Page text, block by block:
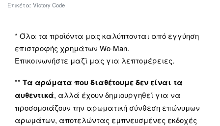
Ετικέτα: Victory Code
* Όλα τα προϊόντα μας καλύπτονται από εγγύηση
επιστροφής χρημάτων Wo-Man.
Επικοινωνήστε μαζί μας για λεπτομέρειες.
** Τα αρώματα που διαθέτουμε δεν είναι τα
αυθεντικά, αλλά έχουν δημιουργηθεί για να
προσομοιάζουν την αρωματική σύνθεση επώνυμων
αρωμάτων, αποτελώντας εμπνευσμένες εκδοχές